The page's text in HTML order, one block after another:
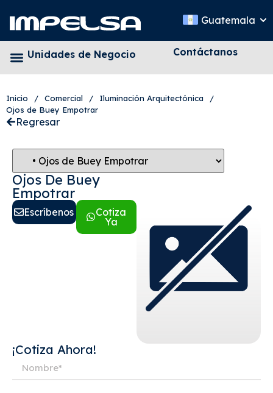
Guatemala
Unidades de Negocio Contáctanos
Inicio / Comercial / Iluminación Arquitectónica
/
Ojos de Buey Empotrar
Regresar
Ojos De Buey
Empotrar
Escríbenos
Cotiza
Ya
¡Cotiza Ahora!